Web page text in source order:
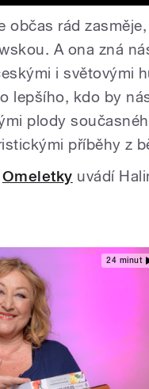
občas rád
A ona zná
i světovými
lepšího, kdo by
plody
příběhy z
Omeletky uvádí
24 minut